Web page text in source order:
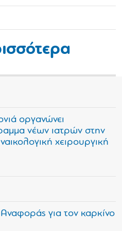
οργανώνει
νέων ιατρών στην
χειρουργική
για τον καρκίνο